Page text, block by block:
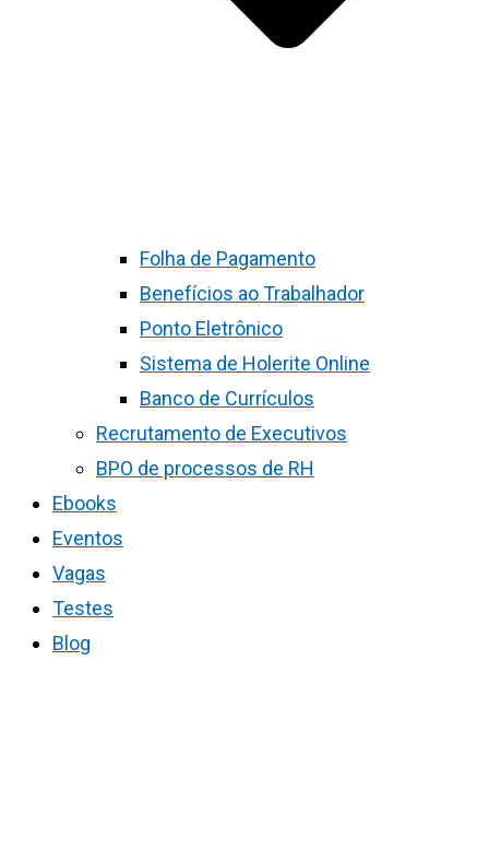
Folha de Pagamento
Benefícios ao Trabalhador
Ponto Eletrônico
Sistema de Holerite Online
Banco de Currículos
Recrutamento de Executivos
BPO de processos de RH
Ebooks
Eventos
Vagas
Testes
Blog